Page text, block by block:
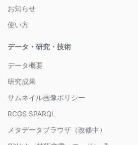
お知らせ
使い方
データ・研究・技術
データ概要
研究成果
サムネイル画像ポリシー
RCGS SPARQL
メタデータブラウザ（改修中）